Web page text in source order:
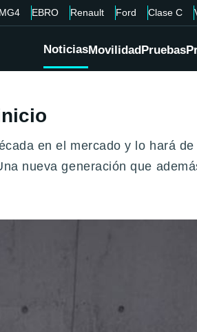
MG4 EBRO Renault Ford Clase C
NoticiasMovilidadPruebas
en el mercado y lo hará
nueva generación que